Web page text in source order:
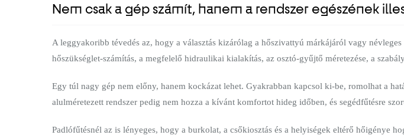
Nem csak a gép számít, hanem a rendszer egészének
A leggyakoribb tévedés az, hogy a választás kizárólag a hőszivattyú márkájáról vagy
hőszükséglet-számítás, a megfelelő hidraulikai kialakítás, az osztó-gyűjtő méretezése, a
Egy túl nagy gép nem előny, hanem kockázat lehet. Gyakrabban kapcsol ki-be, romolhat a
alulméretezett rendszer pedig nem hozza a kívánt komfortot hideg időben, és segédfűtésre
Padlófűtésnél az is lényeges, hogy a burkolat, a csőkiosztás és a helyiségek eltérő hőigénye